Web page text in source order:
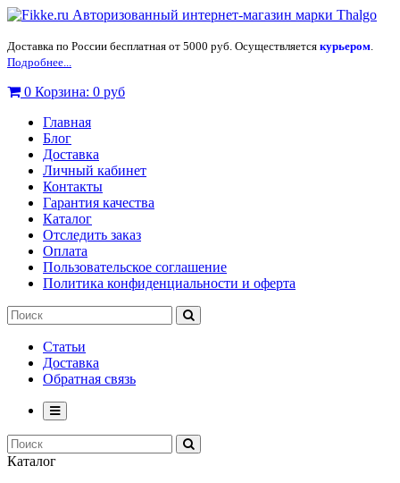
Доставка по России бесплатная от 5000 руб. Осуществляется курьером.
Подробнее...
0 Корзина: 0 руб
Главная
Блог
Доставка
Личный кабинет
Контакты
Гарантия качества
Каталог
Отследить заказ
Оплата
Пользовательское соглашение
Политика конфиденциальности и оферта
Статьи
Доставка
Обратная связь
Каталог